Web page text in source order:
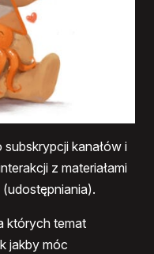
kanałów i
z materiałami
których temat
jakby móc